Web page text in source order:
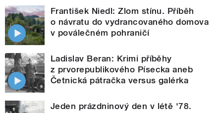
František Niedl: Zlom stínu. Příběh
o návratu do vydrancovaného domova
v poválečném pohraničí
Ladislav Beran: Krimi příběhy
z prvorepublikového Písecka aneb
Četnická pátračka versus galérka
Jeden prázdninový den v létě '78.